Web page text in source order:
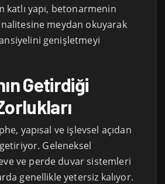
katlı yapı, betonarmenin
meydan okuyarak
genişletmeyi
Getirdiği
yapısal ve işlevsel açıdan
Geleneksel
ve perde duvar sistemleri
genellikle yetersiz kalıyor.